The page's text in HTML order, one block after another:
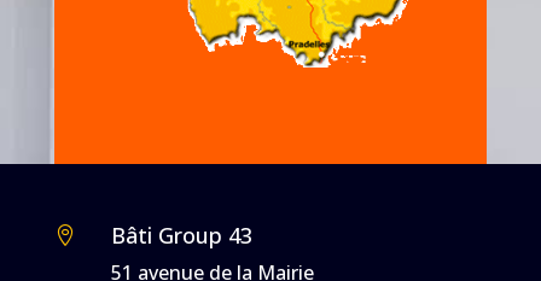
 Bâti Group 43
51 avenue de la Mairie